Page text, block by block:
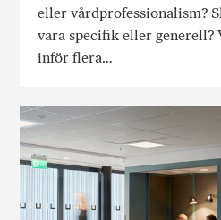
eller vårdprofessionalism?
vara specifik eller generell?
inför flera…